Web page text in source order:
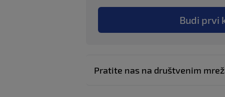
Budi prvi
Pratite nas na društvenim